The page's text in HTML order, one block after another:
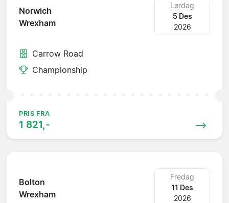
Norwich
Wrexham
Lørdag
5 Des
2026
Carrow Road
Championship
PRIS FRA
1 821,-
Bolton
Wrexham
Fredag
11 Des
2026